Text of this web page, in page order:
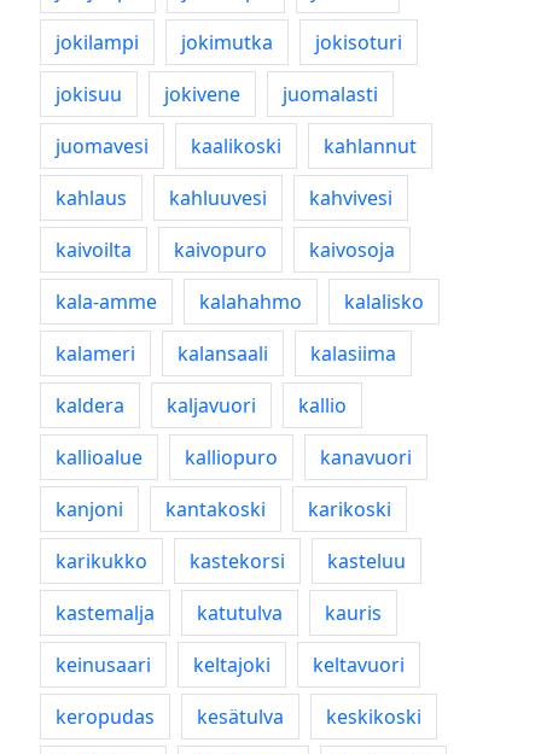
jokilampi
jokimutka
jokisoturi
jokisuu
jokivene
juomalasti
juomavesi
kaalikoski
kahlannut
kahlaus
kahluuvesi
kahvivesi
kaivoilta
kaivopuro
kaivosoja
kala-amme
kalahahmo
kalalisko
kalameri
kalansaali
kalasiima
kaldera
kaljavuori
kallio
kallioalue
kalliopuro
kanavuori
kanjoni
kantakoski
karikoski
karikukko
kastekorsi
kasteluu
kastemalja
katutulva
kauris
keinusaari
keltajoki
keltavuori
keropudas
kesätulva
keskikoski